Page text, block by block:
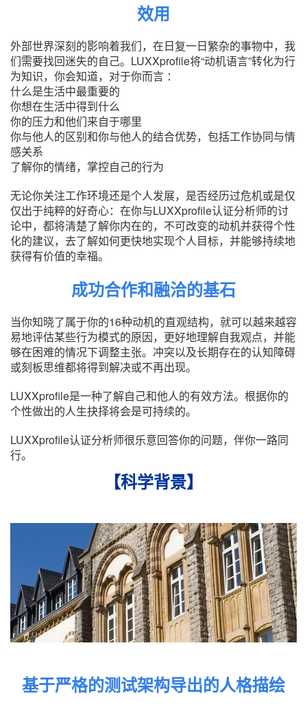
效用
外部世界深刻的影响着我们，在日复一日繁杂的事物中，我
们需要找回迷失的自己。LUXXprofile将“动机语言”转化为行
为知识，你会知道，对于你而言 ：
什么是生活中最重要的
你想在生活中得到什么
你的压力和他们来自于哪里
你与他人的区别和你与他人的结合优势，包括工作协同与情
感关系
了解你的情绪，掌控自己的行为
无论你关注工作环境还是个人发展，是否经历过危机或是仅
仅出于纯粹的好奇心：在你与LUXXprofile认证分析师的讨
论中，都将清楚了解你内在的，不可改变的动机并获得个性
化的建议，去了解如何更快地实现个人目标，并能够持续地
获得有价值的幸福。
成功合作和融洽的基石
当你知晓了属于你的16种动机的直观结构，就可以越来越容
易地评估某些行为模式的原因，更好地理解自我观点，并能
够在困难的情况下调整主张。冲突以及长期存在的认知障碍
或刻板思维都将得到解决或不再出现。
LUXXprofile是一种了解自己和他人的有效方法。根据你的
个性做出的人生抉择将会是可持续的。
LUXXprofile认证分析师很乐意回答你的问题，伴你一路同
行。
【科学背景】
基于严格的测试架构导出的人格描绘